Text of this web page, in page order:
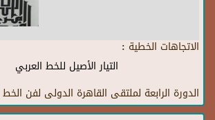
الاتجاهات الخطية :
التيار الأصيل للخط العربي
الدورة الرابعة لملتقى القاهرة الدولى لفن